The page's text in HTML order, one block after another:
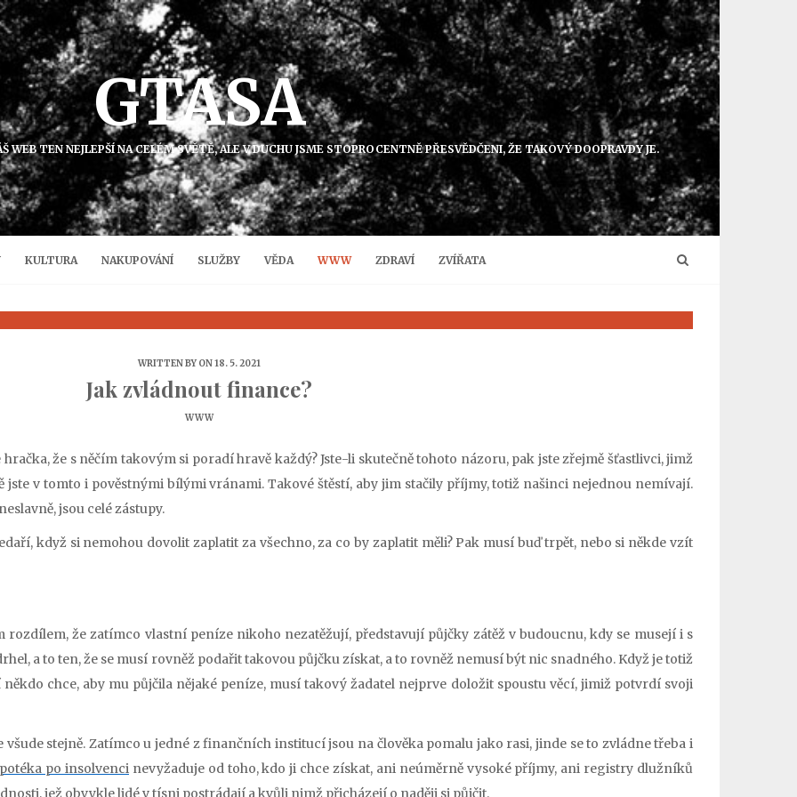
GTASA
WEB TEN NEJLEPŠÍ NA CELÉM SVĚTĚ, ALE V DUCHU JSME STOPROCENTNĚ PŘESVĚDČENI, ŽE TAKOVÝ DOOPRAVDY JE.
KULTURA NAKUPOVÁNÍ SLUŽBY VĚDA WWW ZDRAVÍ ZVÍŘATA
WRITTEN BYON 18. 5. 2021
Jak zvládnout finance?
WWW
že s něčím takovým si poradí hravě každý? Jste-li skutečně tohoto názoru, pak jste zřejmě šťastlivci, jimž
jste v tomto i pověstnými bílými vránami. Takové štěstí, aby jim stačily příjmy, totiž našinci nejednou nemívají.
jsou celé zástupy.
když si nemohou dovolit zaplatit za všechno, za co by zaplatit měli? Pak musí buď trpět, nebo si někde vzít
rozdílem, že zatímco vlastní peníze nikoho nezatěžují, představují půjčky zátěž v budoucnu, kdy se musejí i s
a to ten, že se musí rovněž podařit takovou půjčku získat, a to rovněž nemusí být nic snadného. Když je totiž
chce, aby mu půjčila nějaké peníze, musí takový žadatel nejprve doložit spoustu věcí, jimiž potvrdí svoji
všude stejně. Zatímco u jedné z finančních institucí jsou na člověka pomalu jako rasi, jinde se to zvládne třeba i
po insolvenci nevyžaduje od toho, kdo ji chce získat, ani neúměrně vysoké příjmy, ani registry dlužníků
jež obvykle lidé v tísni postrádají a kvůli nimž přicházejí o naději si půjčit.